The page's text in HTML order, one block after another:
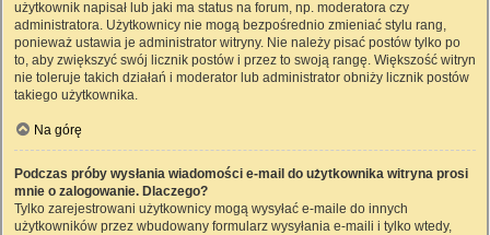
użytkownik napisał lub jaki ma status na forum, np. moderatora czy
administratora. Użytkownicy nie mogą bezpośrednio zmieniać stylu rang,
ponieważ ustawia je administrator witryny. Nie należy pisać postów tylko po
to, aby zwiększyć swój licznik postów i przez to swoją rangę. Większość witryn
nie toleruje takich działań i moderator lub administrator obniży licznik postów
takiego użytkownika.
Na górę
Podczas próby wysłania wiadomości e-mail do użytkownika witryna prosi
mnie o zalogowanie. Dlaczego?
Tylko zarejestrowani użytkownicy mogą wysyłać e-maile do innych
użytkowników przez wbudowany formularz wysyłania e-maili i tylko wtedy,